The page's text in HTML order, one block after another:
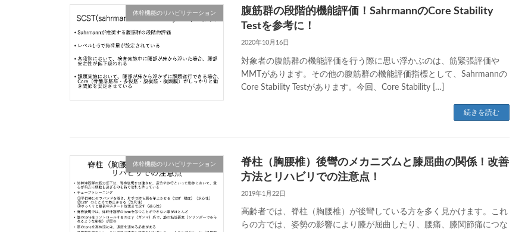
体幹機能のリハビリテーション
腹筋群の段階的機能評価！SahrmannのCore Stability
Testを参考に！
2020年10月16日
対象者の腹筋群の機能評価を行う際に思い浮かぶのは、筋緊張評価や
MMTがあります。その他の腹筋群の機能評価指標として、Sahrmannの
Core Stability Testがあります。今回、Core Stability […]
続きを読む
体幹機能のリハビリテーション
脊柱（胸腰椎）後彎のメカニズムと膝屈曲の関係！改善
方法とリハビリでの注意点！
2019年1月22日
高齢者では、脊柱（胸腰椎）が後彎している方を多く見かけます。これ
らの方では、姿勢の影響により膝が屈曲したり、腰痛、膝関節痛につな